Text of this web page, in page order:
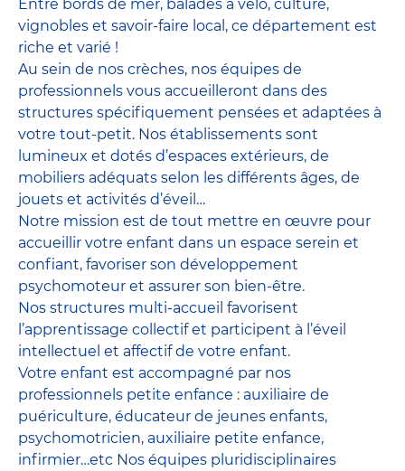
Entre bords de mer, balades à vélo, culture,
vignobles et savoir-faire local, ce département est
riche et varié !
Au sein de nos crèches, nos équipes de
professionnels vous accueilleront dans des
structures spécifiquement pensées et adaptées à
votre tout-petit. Nos établissements sont
lumineux et dotés d’espaces extérieurs, de
mobiliers adéquats selon les différents âges, de
jouets et activités d’éveil…
Notre mission est de tout mettre en œuvre pour
accueillir votre enfant dans un espace serein et
confiant, favoriser son développement
psychomoteur et assurer son bien-être.
Nos structures multi-accueil favorisent
l’apprentissage collectif et participent à l’éveil
intellectuel et affectif de votre enfant.
Votre enfant est accompagné par nos
professionnels petite enfance : auxiliaire de
puériculture, éducateur de jeunes enfants,
psychomotricien, auxiliaire petite enfance,
infirmier…etc Nos équipes pluridisciplinaires